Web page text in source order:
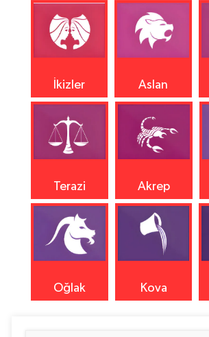
İkizler Aslan
Terazi Akrep
Oğlak Kova